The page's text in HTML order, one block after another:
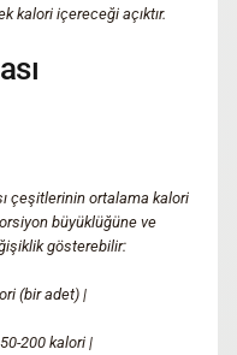
kalori içereceği açıktır.
çeşitlerinin ortalama kalori
büyüklüğüne ve
gösterebilir:
(bir adet) |
200 kalori |